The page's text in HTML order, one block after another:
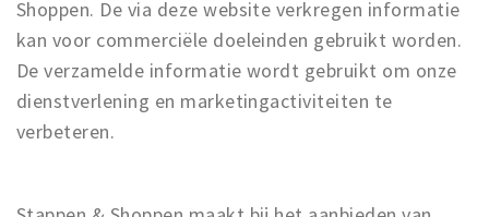
Shoppen. De via deze website verkregen informatie
kan voor commerciële doeleinden gebruikt worden.
De verzamelde informatie wordt gebruikt om onze
dienstverlening en marketingactiviteiten te
verbeteren.